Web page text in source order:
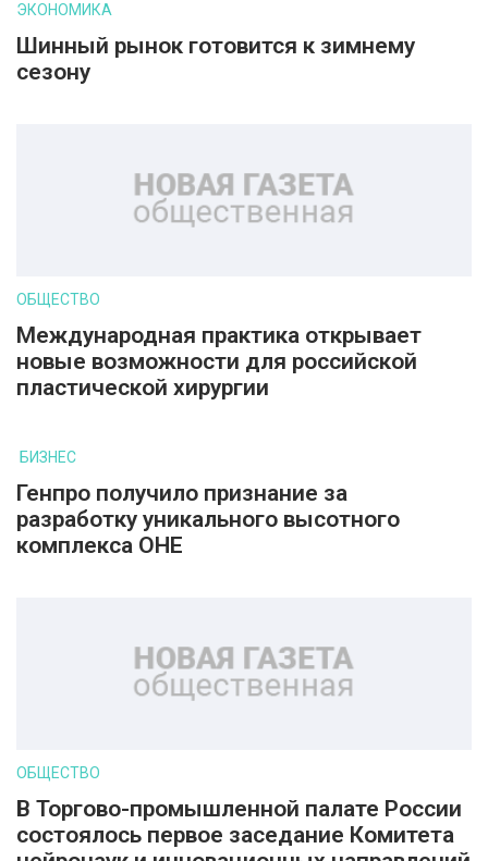
ЭКОНОМИКА
Шинный рынок готовится к зимнему
сезону
ОБЩЕСТВО
Международная практика открывает
новые возможности для российской
пластической хирургии
БИЗНЕС
Генпро получило признание за
разработку уникального высотного
комплекса ОНЕ
ОБЩЕСТВО
В Торгово-промышленной палате России
состоялось первое заседание Комитета